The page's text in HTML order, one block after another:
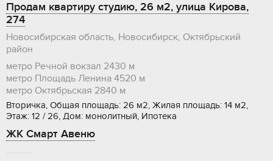
Продам квартиру студию, 26 м2, улица Кирова,
274
Новосибирская область, Новосибирск, Октябрьский
район
метро Речной вокзал 2430 м
метро Площадь Ленина 4520 м
метро Октябрьская 2840 м
Вторичка, Общая площадь: 26 м2, Жилая площадь: 14 м2,
Этаж: 12 / 26, Дом: монолитный, Ипотека
ЖК Смарт Авеню